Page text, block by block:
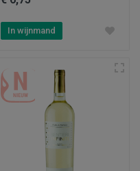
In wijnmand